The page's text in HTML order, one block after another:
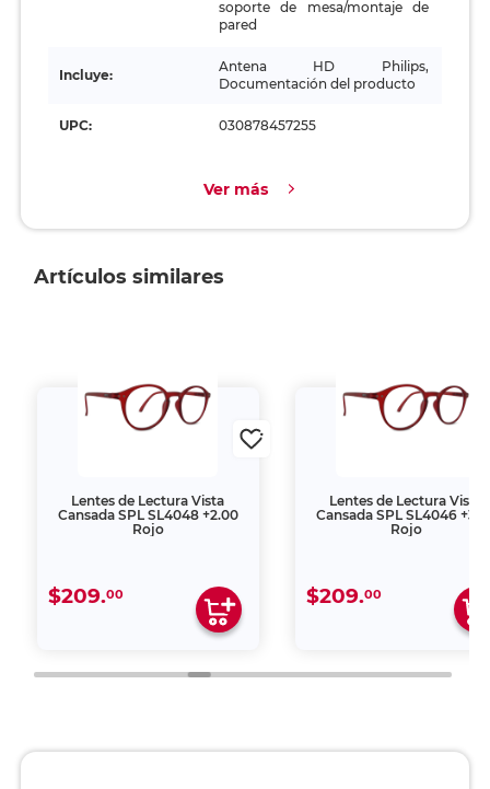
soporte de mesa/montaje de
pared
Incluye:
Antena HD Philips,
Documentación del producto
UPC: 030878457255
Ver más
Artículos similares
Lentes de Lectura Vista
Cansada SPL SL4048 +2.00
Rojo
$209.00
Lentes de Lectura Vista
Cansada SPL SL4046
Rojo
$209.00